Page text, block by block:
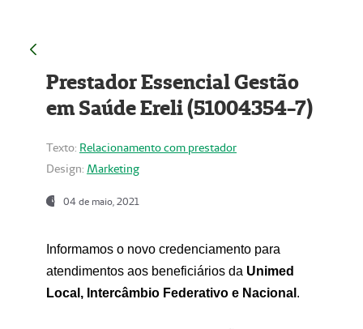
Prestador Essencial Gestão
em Saúde Ereli (51004354-7)
Texto: Relacionamento com prestador
Design: Marketing
04 de maio, 2021
Informamos o novo credenciamento para
atendimentos aos beneficiários da Unimed
Local, Intercâmbio Federativo e Nacional .